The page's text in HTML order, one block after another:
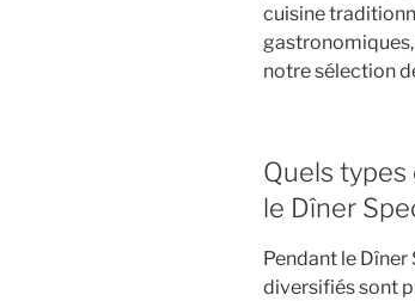
cuisine
notre sélection
Quels
le Dîner
Pendant le
diversifiés sont